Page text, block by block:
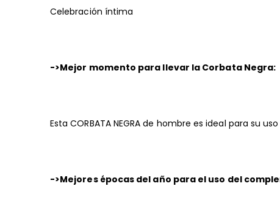
Celebración íntima
->Mejor momento para llevar la Corbata Negra:
Esta CORBATA NEGRA de hombre es ideal para su
->Mejores épocas del año para el uso del